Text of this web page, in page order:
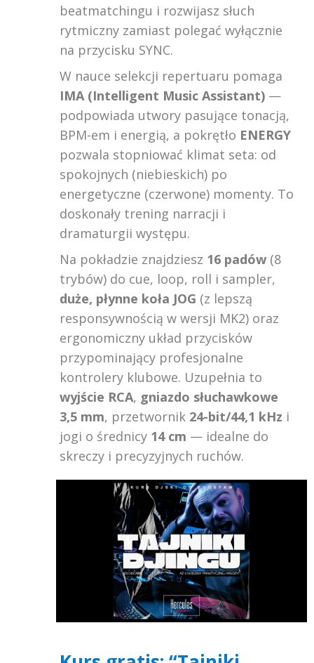
beatmatchingu i rozwijasz słuch
rytmiczny zamiast polegać wyłącznie
na przycisku SYNC.
W nauce selekcji repertuaru pomaga
IMA (Intelligent Music Assistant) —
podpowiada utwory pasujące tonacją,
BPM-em i energią, a pokrętło ENERGY
pozwala stopniować klimat seta: od
spokojnych (niebieskich) po
energetyczne (czerwone) momenty. To
doskonały trening narracji i
dramaturgii występu.
Na pokładzie znajdziesz 16 padów (8
trybów) do cue, loop, roll i sampler,
duże, płynne koła JOG (z lepszą
responsywnością w wersji MK2) oraz
ergonomiczny układ przycisków
przypominający profesjonalne
kontrolery klubowe. Uzupełnia to
wyjście RCA, gniazdo słuchawkowe
3,5 mm, przetwornik 24-bit/44,1 kHz i
jogi o średnicy 14 cm — idealne do
skreczy i precyzyjnych ruchów.